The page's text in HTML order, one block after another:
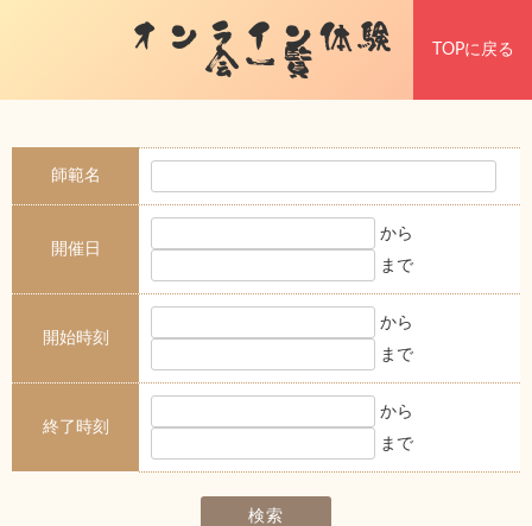
オンライン体験
会一覧 TOPに戻る
師範名
開催日
から
まで
開始時刻
から
まで
終了時刻
から
まで